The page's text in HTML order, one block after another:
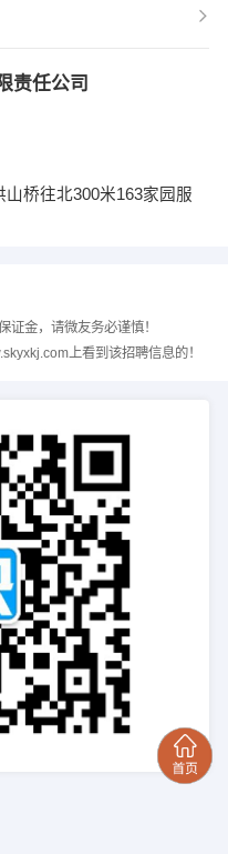
责任公司
山桥往北300米163家园服
证金，请微友务必谨慎！
上看到该招聘信息的！